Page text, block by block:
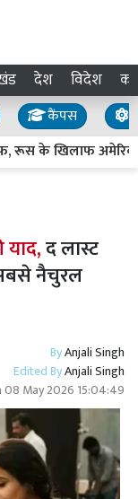
देश विदेश
कैंपस
रूस के खिलाफ
द लास्ट
नैचुरल
ByAnjali Singh
Edited ByAnjali Singh
08 May 2026 15:04:49